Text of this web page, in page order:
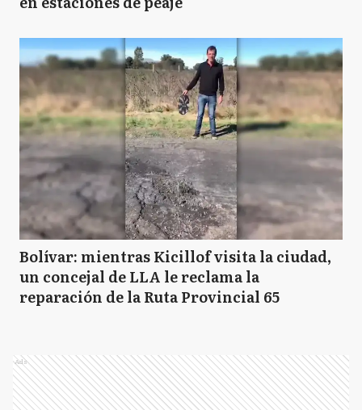
Bolívar: mientras Kicillof visita la ciudad,
un concejal de LLA le reclama la
reparación de la Ruta Provincial 65
Ads